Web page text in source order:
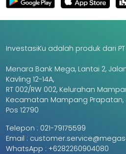
InvestasiKu adalah produk dari
Menara Bank Mega, Lantai 2,
Kavling 12-14A,
RT 002/RW 002, Kelurahan
Kecamatan Mampang Prapatan,
Pos 12790
Telepon : 021-79175599
Email :
WhatsApp : +6282260904080